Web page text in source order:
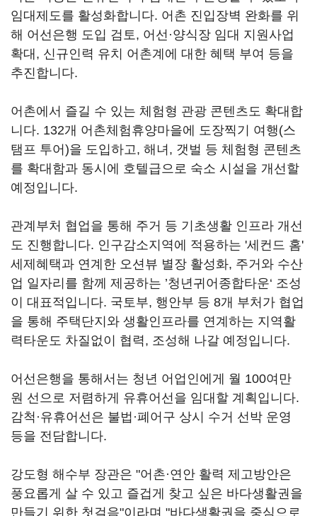
임대제도를 활성화합니다. 어촌 진입장벽 완화를 위
해 어선은행 도입 검토, 어선·양식장 임대 지원사업
확대, 신규인력 유치 어촌계에 대한 혜택 부여 등을
추진합니다.
어촌에서 즐길 수 있는 체험형 관광 콘텐츠도 확대합
니다. 132개 어촌체험휴양마을에 도장찍기 여행(스
탬프 투어)을 도입하고, 해녀, 갯벌 등 체험형 콘텐츠
를 확대함과 동시에 호텔급으로 숙소 시설을 개선할
예정입니다.
관계부처 협업을 통해 주거 등 기초생활 인프라 개선
도 진행합니다. 인구감소지역에 적용하는 '세컨드 홈'
세제혜택과 연계한 오션뷰 별장 활성화, 주거와 수산
업 일자리를 함께 제공하는 ’청년귀어종합타운‘ 조성
이 대표적입니다. 국토부, 행안부 등 8개 부처가 협업
을 통해 주택단지와 생활인프라를 연계하는 지역활
력타운도 차질없이 협력, 조성해 나갈 예정입니다.
어선은행을 통해서는 청년 어업인에게 월 100여만
원 선으로 저렴하게 유휴어선을 임대할 계획입니다.
감척·유휴어선은 불법·폐어구 상시 수거 선박 운영
등을 전담합니다.
강도형 해수부 장관은 "어촌·연안 활력 제고방안은
풍요롭게 살 수 있고 즐겁게 찾고 싶은 바다생활권을
만들기 위한 첫걸음"이라며 "바다생활권을 중심으로